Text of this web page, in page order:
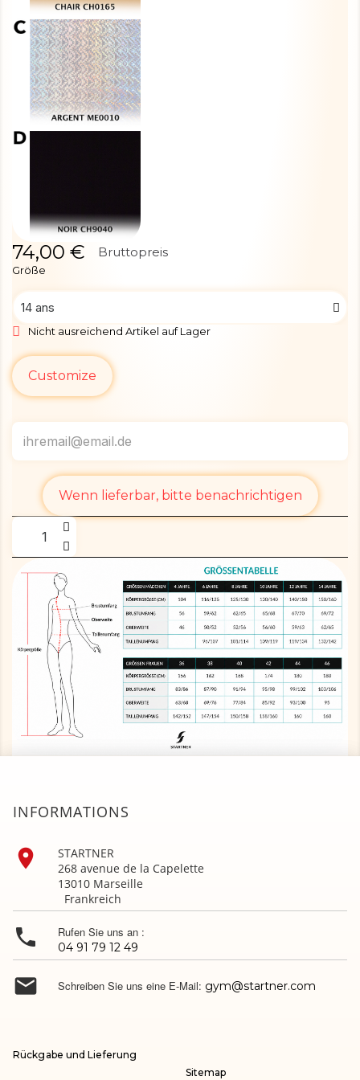
74,00 € Bruttopreis
Größe
Nicht ausreichend Artikel auf Lager
Customize
Wenn lieferbar, bitte benachrichtigen
INFORMATIONS

STARTNER
268 avenue de la Capelette
13010 Marseille
Frankreich
 Rufen Sie uns an :
04 91 79 12 49
 Schreiben Sie uns eine E-Mail: gym@startner.com
Rückgabe und Lieferung
Sitemap